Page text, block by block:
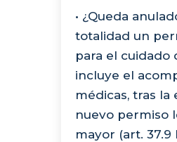
• ¿Queda
totalidad un
para el cuidado
incluye el
médicas, tras
nuevo permiso
mayor (art. 37.9